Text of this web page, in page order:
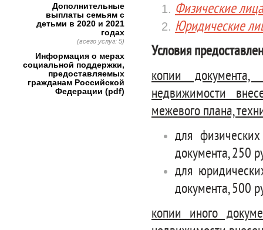
Физические лица
Юридические
Условия
копии
недвижимости
межевого плана,
для
документа, 250
для
документа, 500
копии иного
Дополнительные
выплаты семьям с
детьми в 2020 и 2021
годах
(всего услуг: 5)
Информация о мерах
социальной поддержки,
предоставляемых
гражданам Российской
Федерации (pdf)